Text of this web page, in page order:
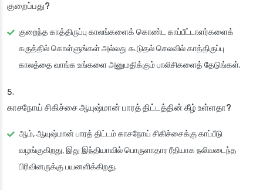
குறைப்பது?
குறைந்த காத்திருப்பு காலங்களைக் கொண்ட காப்பீட்டாளர்களைக்
கருத்தில் கொள்ளுங்கள் அல்லது கூடுதல் செலவில் காத்திருப்பு
காலத்தை வாங்க உங்களை அனுமதிக்கும் பாலிசிகளைத் தேடுங்கள்.
காசநோய் சிகிச்சை ஆயுஷ்மான் பாரத் திட்டத்தின் கீழ் உள்ளதா?
ஆம், ஆயுஷ்மான் பாரத் திட்டம் காசநோய் சிகிச்சைக்கு காப்பீடு
வழங்குகிறது, இது இந்தியாவில் பொருளாதார ரீதியாக நலிவடைந்த
பிரிவினருக்கு பயனளிக்கிறது.